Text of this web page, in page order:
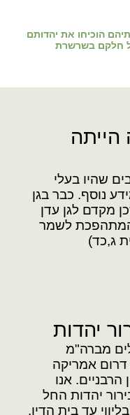
משפחותיהם הוכיחו את יהדותם
חלקם בשרשרת
הייתה
שהיו בעלי
נוסף. כבר בגן
מקדם לגן עדן
לשמר
ג,כד)
יהדות
מברה"מ
דרום אמריקה
אנו
יהדות החל
עד בית הדין.